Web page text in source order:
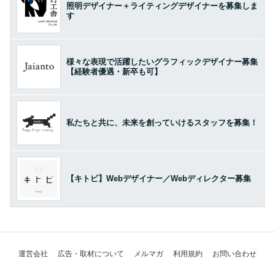
照明デザイナー＋ライティングデザイナーを募集しま
す
様々な表現で活躍したいグラフィックデザイナー募集
【経験者優遇・新卒も可】
私たちと共に、未来を創っていけるスタッフを募集！
【キトビ】Webデザイナー／Webディレクター募集
運営会社 広告・取材について メルマガ 利用規約 お問い合わせ